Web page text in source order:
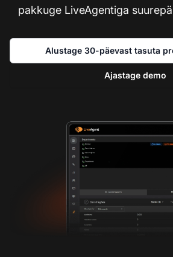
pakkuge LiveAgentiga
Alustage 30-päevast tasuta
Ajastage demo